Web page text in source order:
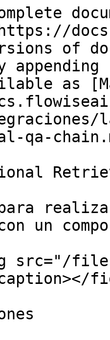
of
as
qa-
para
un
src="/files/